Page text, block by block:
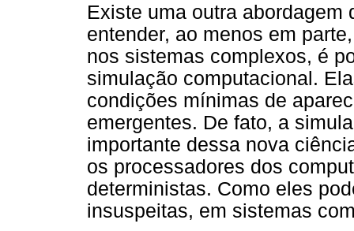
Existe uma outra
entender, ao menos em
nos sistemas complexos, é
simulação computacional.
condições mínimas de
emergentes. De fato, a
importante dessa nova
os processadores dos
deterministas. Como eles
insuspeitas, em sistemas